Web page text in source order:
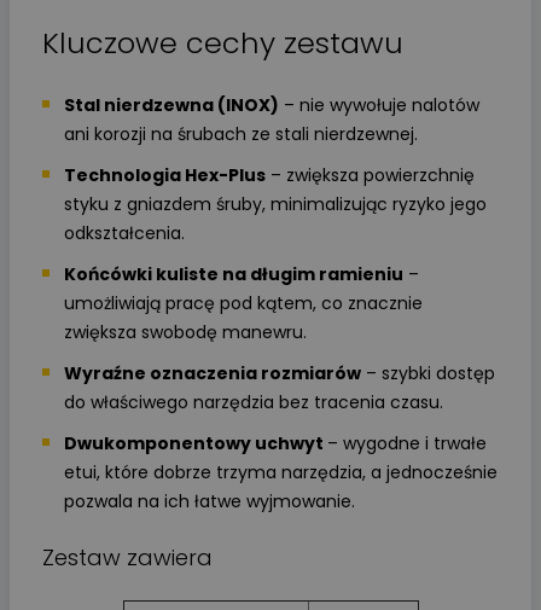
Kluczowe cechy zestawu
Stal nierdzewna (INOX) – nie wywołuje nalotów
ani korozji na śrubach ze stali nierdzewnej.
Technologia Hex-Plus – zwiększa powierzchnię
styku z gniazdem śruby, minimalizując ryzyko jego
odkształcenia.
Końcówki kuliste na długim ramieniu –
umożliwiają pracę pod kątem, co znacznie
zwiększa swobodę manewru.
Wyraźne oznaczenia rozmiarów – szybki dostęp
do właściwego narzędzia bez tracenia czasu.
Dwukomponentowy uchwyt – wygodne i trwałe
etui, które dobrze trzyma narzędzia, a jednocześnie
pozwala na ich łatwe wyjmowanie.
Zestaw zawiera